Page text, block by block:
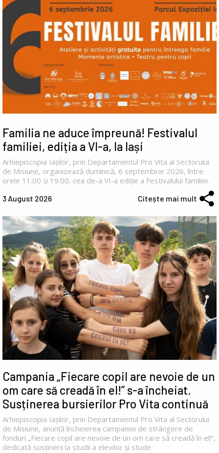
Familia ne aduce împreună! Festivalul
familiei, ediția a VI-a, la Iași
Arhiepiscopia Iașilor, prin Departamentul Pro Vita al Sectorului
de Misiune, organizează duminică, 6 septembrie 2026, între
orele 11:00 și 19:00, cea de-a VI-a ediție a Festivalului familiei.
3 August 2026 Citește mai mult
Campania „Fiecare copil are nevoie de un
om care să creadă în el!” s-a încheiat.
Susținerea bursierilor Pro Vita continuă
Arhiepiscopia Iașilor, prin Departamentul Pro Vita al Sectorului
de Misiune, anunță încheierea campaniei de strângere de
fonduri „Fiecare copil are nevoie de un om care să creadă în el!”,
dedicată susținerii la studii a elevilor și stude